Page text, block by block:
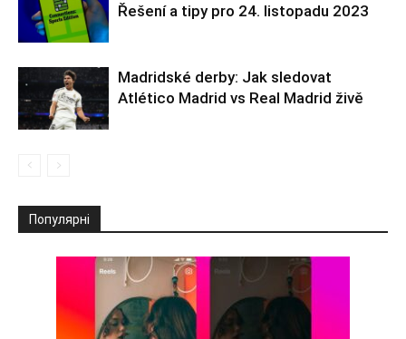
Řešení a tipy pro 24. listopadu 2023
Madridské derby: Jak sledovat
Atlético Madrid vs Real Madrid živě
Популярні